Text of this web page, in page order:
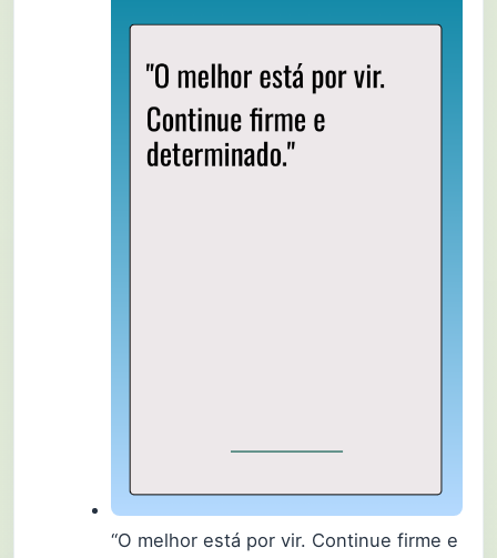
“O melhor está por vir. Continue firme e